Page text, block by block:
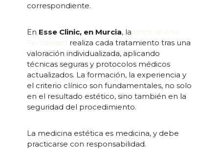
correspondiente.
En Esse Clinic, en Murcia, la
realiza cada tratamiento tras una
valoración individualizada, aplicando
técnicas seguras y protocolos médicos
actualizados. La formación, la experiencia y
el criterio clínico son fundamentales, no solo
en el resultado estético, sino también en la
seguridad del procedimiento.
La medicina estética es medicina, y debe
practicarse con responsabilidad.